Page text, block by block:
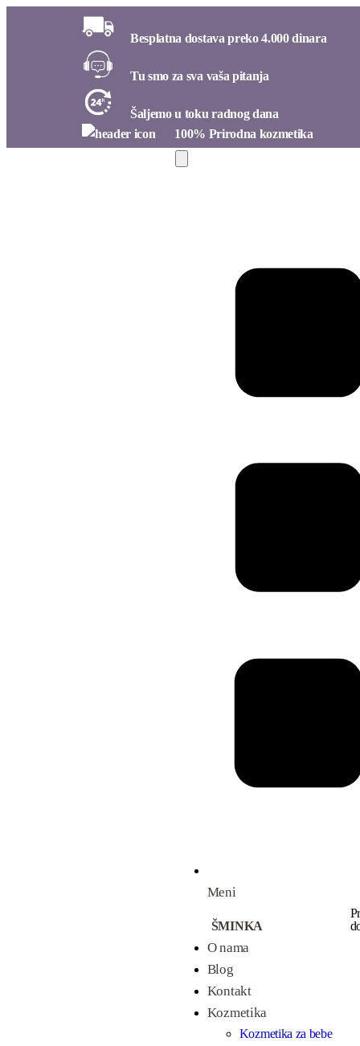
Besplatna dostava preko 4.000 dinara​
Tu smo za sva vaša pitanja​
Šaljemo u toku radnog dana​
100% Prirodna kozmetika​
Meni
ŠMINKA
O nama
Blog
Kontakt
Kozmetika
Kozmetika za bebe